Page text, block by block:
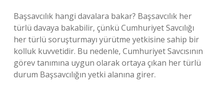
Başsavcılık hangi davalara bakar? Başsavcılık her
türlü davaya bakabilir, çünkü Cumhuriyet Savcılığı
her türlü soruşturmayı yürütme yetkisine sahip bir
kolluk kuvvetidir. Bu nedenle, Cumhuriyet Savcısının
görev tanımına uygun olarak ortaya çıkan her türlü
durum Başsavcılığın yetki alanına girer.